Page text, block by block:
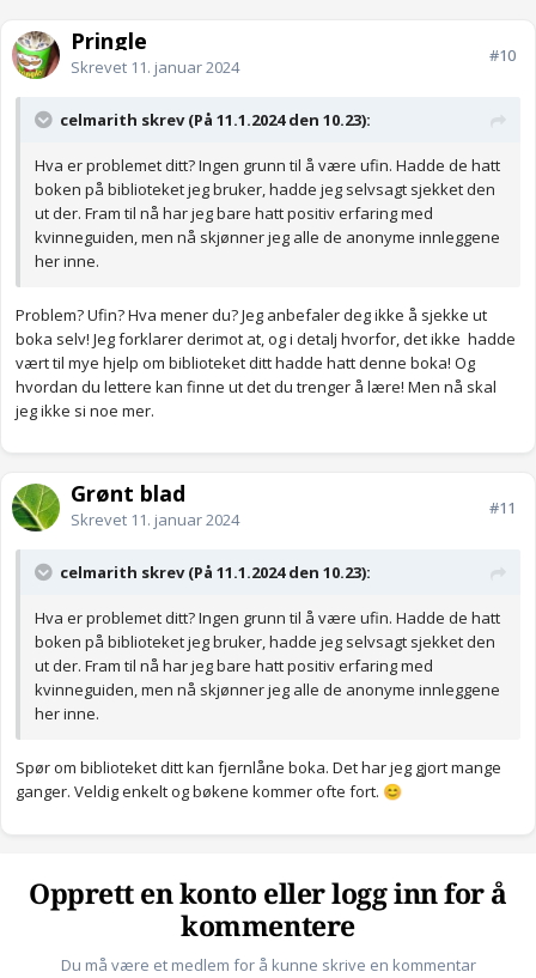
Pringle
Skrevet 11. januar 2024
#10
celmarith skrev (På 11.1.2024 den 10.23):
Hva er problemet ditt? Ingen grunn til å være ufin. Hadde de hatt
boken på biblioteket jeg bruker, hadde jeg selvsagt sjekket den
ut der. Fram til nå har jeg bare hatt positiv erfaring med
kvinneguiden, men nå skjønner jeg alle de anonyme innleggene
her inne.
Problem? Ufin? Hva mener du? Jeg anbefaler deg ikke å sjekke ut
boka selv! Jeg forklarer derimot at, og i detalj hvorfor, det ikke hadde
vært til mye hjelp om biblioteket ditt hadde hatt denne boka! Og
hvordan du lettere kan finne ut det du trenger å lære! Men nå skal
jeg ikke si noe mer.
Grønt blad
Skrevet 11. januar 2024
#11
celmarith skrev (På 11.1.2024 den 10.23):
Hva er problemet ditt? Ingen grunn til å være ufin. Hadde de hatt
boken på biblioteket jeg bruker, hadde jeg selvsagt sjekket den
ut der. Fram til nå har jeg bare hatt positiv erfaring med
kvinneguiden, men nå skjønner jeg alle de anonyme innleggene
her inne.
Spør om biblioteket ditt kan fjernlåne boka. Det har jeg gjort mange
ganger. Veldig enkelt og bøkene kommer ofte fort. 😊
Opprett en konto eller logg inn for å
kommentere
Du må være et medlem for å kunne skrive en kommentar